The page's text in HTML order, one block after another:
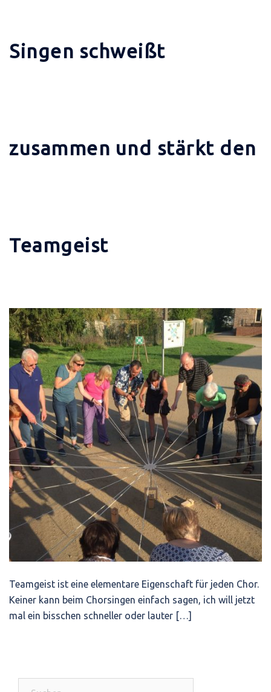
Singen schweißt
zusammen und stärkt den
Teamgeist
Teamgeist ist eine elementare Eigenschaft für jeden Chor.
Keiner kann beim Chorsingen einfach sagen, ich will jetzt
mal ein bisschen schneller oder lauter […]